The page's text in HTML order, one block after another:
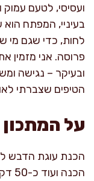
ועסיסי, לטעם
בעיניי, המפתח
לחות, כדי שגם מי
פרוסה. אני מזמין
ובעיקר – נגישה
הטיפים שצברתי
על המתכון
הכנת עוגת הדבש